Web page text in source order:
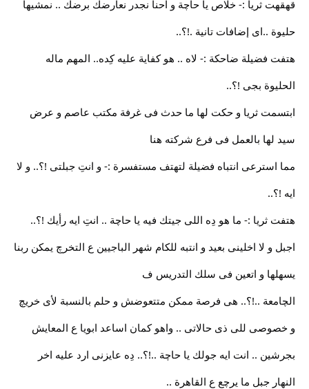
قهقهت ثريا :- خلاص يا حاچة و احنا نجدر نعارضك برضك .. نمشيها
حليوة ..اى إضافات تانية .!؟..
هتفت فضيلة ضاحكة :- لاه .. هو كفاية عليه كِده.. المهم ماله
الحليوة بجى !؟..
ابتسمت ثريا و حكت لها ما حدث فى غرفة مكتب عاصم و عرض
سيد لها بالعمل فى فرع شركته هنا
مما استرعى انتباه فضيلة لتهتف مستفسرة :- و انتِ جبلتى !؟.. و لا
ايه !؟..
هتفت ثريا :- ما هو دِه اللى جيتك فيه يا حاچة .. انتِ ايه رأيك !؟..
اجبل و لا اخلينى بعيد و انتبه للكام شهر الباجيين ع التخرچ يمكن ربنا
يسهلها و اتعين فى سلك التدريس ف
الچامعة ..!؟.. هى فرصة ممكن متتعوضش و حلم بالنسبة لأى خريچ
و خصوصى للى ذى حالاتى .. واهو كمان اساعد ابويا ع المعايش
بجرشين .. انت ايه جولك يا حاچة ..!؟.. دِه عايزنى ارد عليه اخر
النهار جبل ما يرچع ع القاهرة ..